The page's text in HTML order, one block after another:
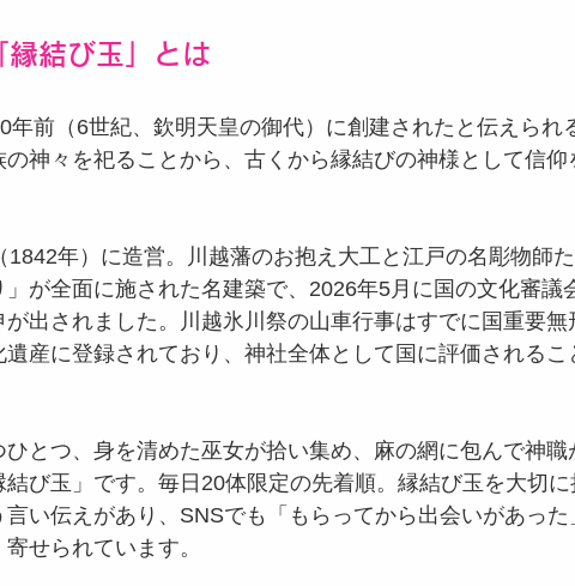
結び玉」とは
年前（6世紀、欽明天皇の御代）に創建されたと伝えられ
神々を祀ることから、古くから縁結びの神様として信仰
1842年）に造営。川越藩のお抱え大工と江戸の名彫物師
が全面に施された名建築で、2026年5月に国の文化審議
出されました。川越氷川祭の山車行事はすでに国重要無
産に登録されており、神社全体として国に評価されるこ
とつ、身を清めた巫女が拾い集め、麻の網に包んで神職
び玉」です。毎日20体限定の先着順。縁結び玉を大切に
言い伝えがあり、SNSでも「もらってから出会いがあっ
せられています。